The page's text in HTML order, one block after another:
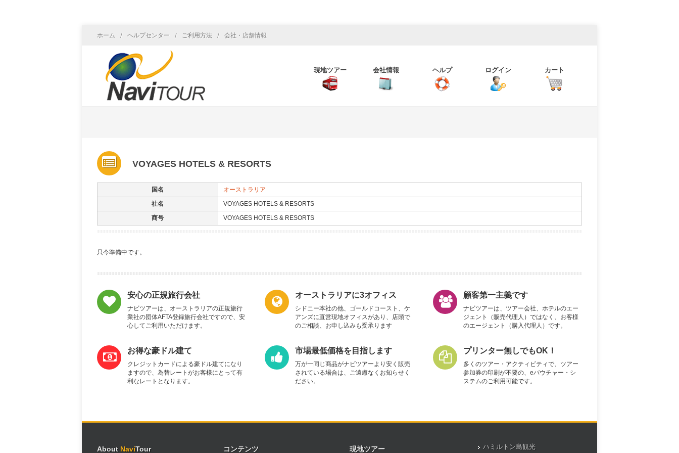
ホーム / ヘルプセンター / ご利用方法 / 会社・店舗情報
現地ツアー 会社情報 ヘルプ ログイン カート
VOYAGES HOTELS & RESORTS
国名
オーストラリア
社名
VOYAGES HOTELS & RESORTS
商号
VOYAGES HOTELS & RESORTS
只今準備中です。
安心の正規旅行会社
ナビツアーは、オーストラリアの正規旅行
業社の団体AFTA登録旅行会社ですので、安
心してご利用いただけます。
オーストラリアに3オフィス
シドニー本社の他、ゴールドコースト、ケ
アンズに直営現地オフィスがあり、店頭で
のご相談、お申し込みも受承ります
顧客第一主義です
ナビツアーは、ツアー会社、ホテルのエー
ジェント（販売代理人）ではなく、お客様
のエージェント（購入代理人）です。
お得な豪ドル建て
クレジットカードによる豪ドル建てになり
ますので、為替レートがお客様にとって有
利なレートとなります。
市場最低価格を目指します
万が一同じ商品がナビツアーより安く販売
されている場合は、ご遠慮なくお知らせく
ださい。
プリンター無しでもOK！
多くのツアー・アクティビティで、ツアー
参加券の印刷が不要の、eバウチャー・シ
ステムのご利用可能です。
About NaviTour コンテンツ 現地ツアー ハミルトン島観光